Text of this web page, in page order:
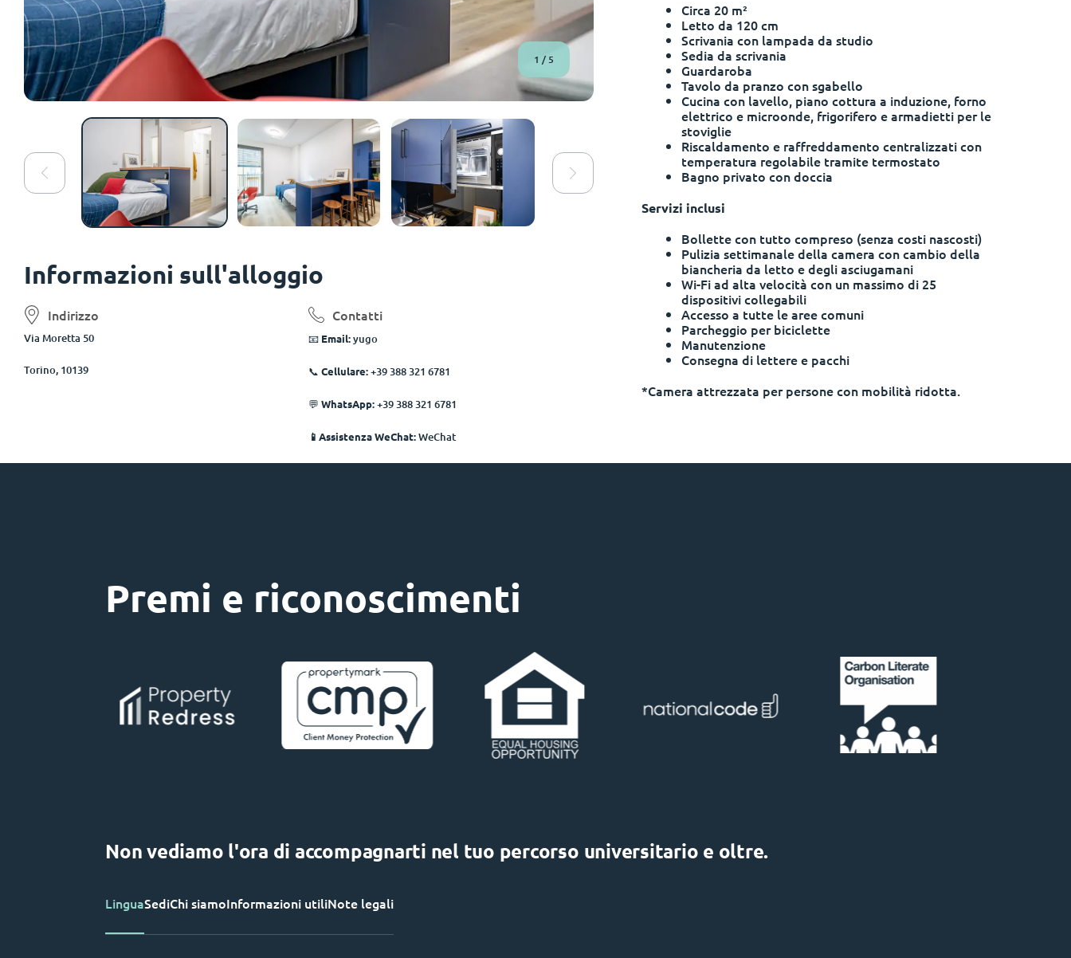
1 /5
Informazioni sull'alloggio
Indirizzo
Via Moretta 50
Torino, 10139
Contatti
📧 Email:yugo
📞Cellulare:+39 388 321 6781
💬 WhatsApp:+39 388 321 6781
📱Assistenza WeChat:WeChat
Circa 20 m²
Letto da 120 cm
Scrivania con lampada da studio
Sedia da scrivania
Guardaroba
Tavolo da pranzo con sgabello
Cucina con lavello, piano cottura a induzione, forno
elettrico e microonde, frigorifero e armadietti per le
stoviglie
Riscaldamento e raffreddamento centralizzati con
temperatura regolabile tramite termostato
Bagno privato con doccia
Servizi inclusi
Bollette con tutto compreso (senza costi nascosti)
Pulizia settimanale della camera con cambio della
biancheria da letto e degli asciugamani
Wi-Fi ad alta velocità con un massimo di 25
dispositivi collegabili
Accesso a tutte le aree comuni
Parcheggio per biciclette
Manutenzione
Consegna di lettere e pacchi
*Camera attrezzata per persone con mobilità ridotta.
Premi e riconoscimenti
Non vediamo l'ora di accompagnarti nel tuo percorso universitario e oltre.
LinguaSediChi siamoInformazioni utiliNote legali